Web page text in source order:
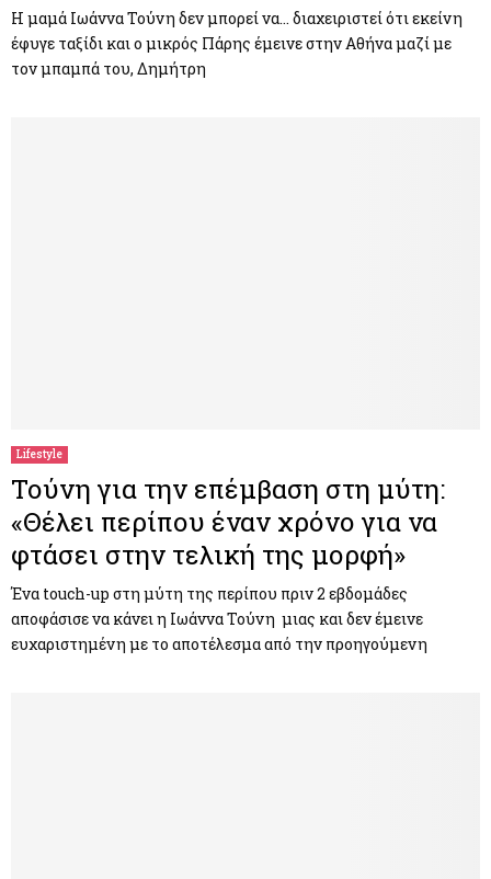
Η μαμά Ιωάννα Τούνη δεν μπορεί να… διαχειριστεί ότι εκείνη
έφυγε ταξίδι και ο μικρός Πάρης έμεινε στην Αθήνα μαζί με
τον μπαμπά του, Δημήτρη
Lifestyle
Τούνη για την επέμβαση στη μύτη:
«Θέλει περίπου έναν χρόνο για να
φτάσει στην τελική της μορφή»
Ένα touch-up στη μύτη της περίπου πριν 2 εβδομάδες
αποφάσισε να κάνει η Ιωάννα Τούνη μιας και δεν έμεινε
ευχαριστημένη με το αποτέλεσμα από την προηγούμενη